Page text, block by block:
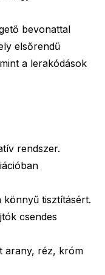
bevonattal
elsőrendű
a lerakódások
rendszer.
könnyű tisztításért.
csendes
arany, réz, króm